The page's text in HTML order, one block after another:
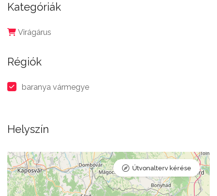
Kategóriák
Virágárus
Régiók
baranya vármegye
Helyszín
Útvonalterv kérése